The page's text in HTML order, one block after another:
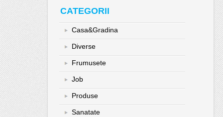
CATEGORII
Casa&Gradina
Diverse
Frumusete
Job
Produse
Sanatate